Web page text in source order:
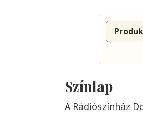
Színlap
A Rádiószínház